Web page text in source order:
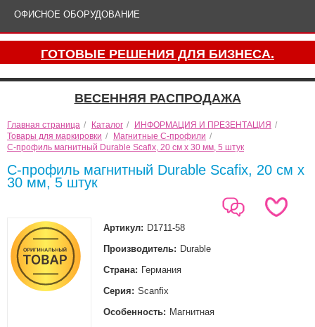
ОФИСНОЕ ОБОРУДОВАНИЕ
ГОТОВЫЕ РЕШЕНИЯ ДЛЯ БИЗНЕСА.
ВЕСЕННЯЯ РАСПРОДАЖА
Главная страница / Каталог / ИНФОРМАЦИЯ И ПРЕЗЕНТАЦИЯ /
Товары для маркировки / Магнитные С-профили /
С-профиль магнитный Durable Scafix, 20 см x 30 мм, 5 штук
С-профиль магнитный Durable Scafix, 20 см x
30 мм, 5 штук
Артикул: D1711-58
Производитель: Durable
Страна: Германия
Серия: Scanfix
Особенность: Магнитная